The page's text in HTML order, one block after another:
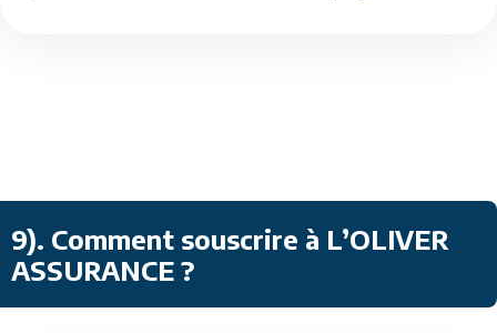
9). Comment souscrire à L’OLIVER
ASSURANCE ?